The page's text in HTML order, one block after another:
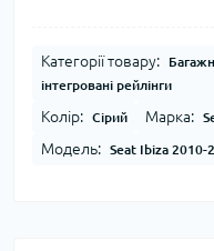
Категорії товару:
інтегровані рейлінги
Колір: Сірий Марка:
Модель: Seat Ibiza 2010-